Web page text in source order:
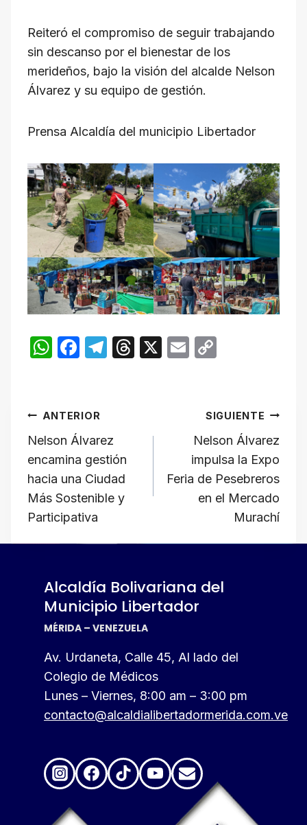
Reiteró el compromiso de seguir trabajando
sin descanso por el bienestar de los
merideños, bajo la visión del alcalde Nelson
Álvarez y su equipo de gestión.
Prensa Alcaldía del municipio Libertador
W
s
A
p
p
F
e
b
o
o
k
T
a
m
T
X
E
y
Li
n
k
Navegación
de
entradas
ANTERIOR
Nelson Álvarez
encamina gestión
hacia una Ciudad
Más Sostenible y
Participativa
SIGUIENTE
Nelson Álvarez
impulsa la Expo
Feria de Pesebreros
en el Mercado
Murachí
Alcaldía Bolivariana del
Municipio Libertador
MÉRIDA – VENEZUELA
Av. Urdaneta, Calle 45, Al lado del
Colegio de Médicos
Lunes – Viernes, 8:00 am – 3:00 pm
contacto@alcaldialibertadormerida.com.ve